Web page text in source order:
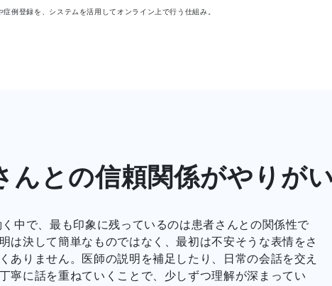
症例登録を、システムを活用してオンライン上で行う仕組み。
んとの信頼関係がやりが
中で、最も印象に残っているのは患者さんとの関係性で
は決して簡単なものではなく、最初は不安そうな表情をさ
ありません。医師の説明を補足したり、日常の会話を交え
寧に話を重ねていくことで、少しずつ理解が深まってい